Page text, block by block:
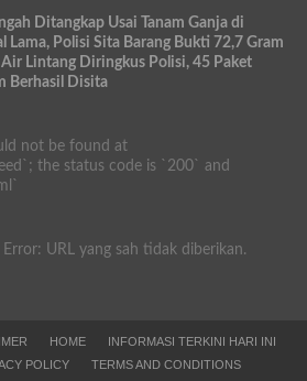
Ditangkap Usai Tanam Ganja di
Lama, Polisi Sita Barang Bukti 72,7 Gram
Lintang Diringkus Polisi, 45 Paket
Berhasil Disita
not be found at
the status code is `200` and
URL yang sah tidak diberikan.
HOME
INFORMASI TERKINI HARI INI
POLICY TERMS AND CONDITIONS